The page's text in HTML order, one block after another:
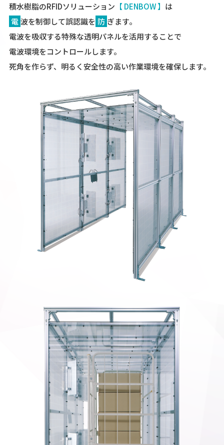
積水樹脂のRFIDソリューション 【 DENBOW 】 は
電波を制御して誤認識を 防 ぎます。
電波を吸収する特殊な透明パネルを活用することで
電波環境をコントロールします。
死角を作らず、明るく安全性の高い作業環境を確保します。